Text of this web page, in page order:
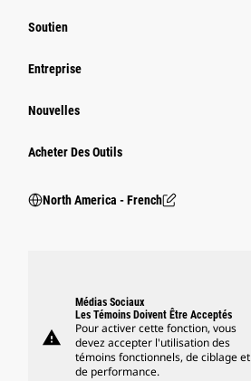
Soutien
Entreprise
Nouvelles
Acheter Des Outils
North America - French
warning
Médias Sociaux
Les Témoins Doivent Être Acceptés
Pour activer cette fonction, vous
devez accepter l'utilisation des
témoins fonctionnels, de ciblage et
de performance.